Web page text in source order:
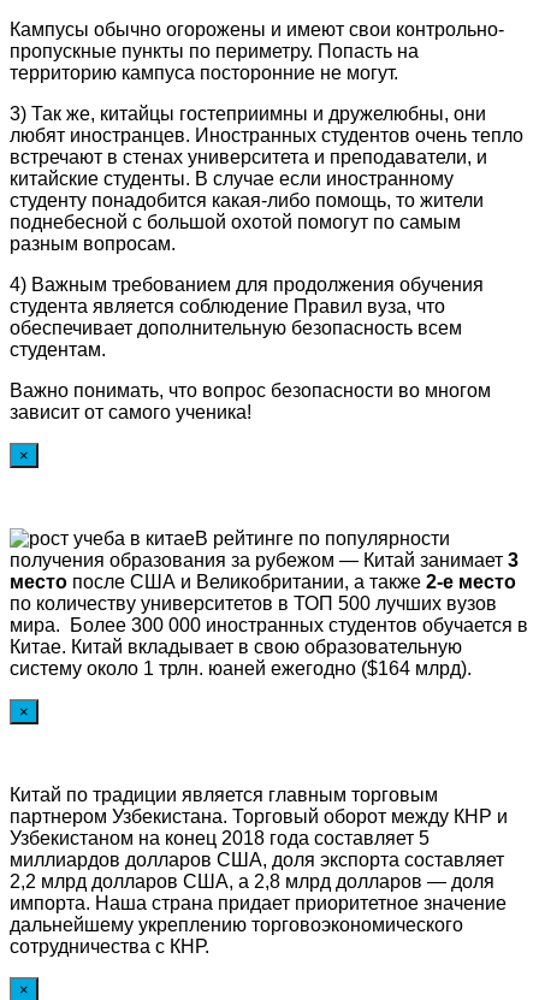
Кампусы обычно огорожены и имеют свои контрольно-
пропускные пункты по периметру. Попасть на
территорию кампуса посторонние не могут.
3) Так же, китайцы гостеприимны и дружелюбны, они
любят иностранцев. Иностранных студентов очень тепло
встречают в стенах университета и преподаватели, и
китайские студенты. В случае если иностранному
студенту понадобится какая-либо помощь, то жители
поднебесной с большой охотой помогут по самым
разным вопросам.
4) Важным требованием для продолжения обучения
студента является соблюдение Правил вуза, что
обеспечивает дополнительную безопасность всем
студентам.
Важно понимать, что вопрос безопасности во многом
зависит от самого ученика!
×
В рейтинге по популярности
получения образования за рубежом — Китай занимает 3
место после США и Великобритании, а также 2-е место
по количеству университетов в ТОП 500 лучших вузов
мира. Более 300 000 иностранных студентов обучается в
Китае. Китай вкладывает в свою образовательную
систему около 1 трлн. юаней ежегодно ($164 млрд).
×
Китай по традиции является главным торговым
партнером Узбекистана. Торговый оборот между КНР и
Узбекистаном на конец 2018 года составляет 5
миллиардов долларов США, доля экспорта составляет
2,2 млрд долларов США, а 2,8 млрд долларов — доля
импорта. Наша страна придает приоритетное значение
дальнейшему укреплению торговоэкономического
сотрудничества с КНР.
×